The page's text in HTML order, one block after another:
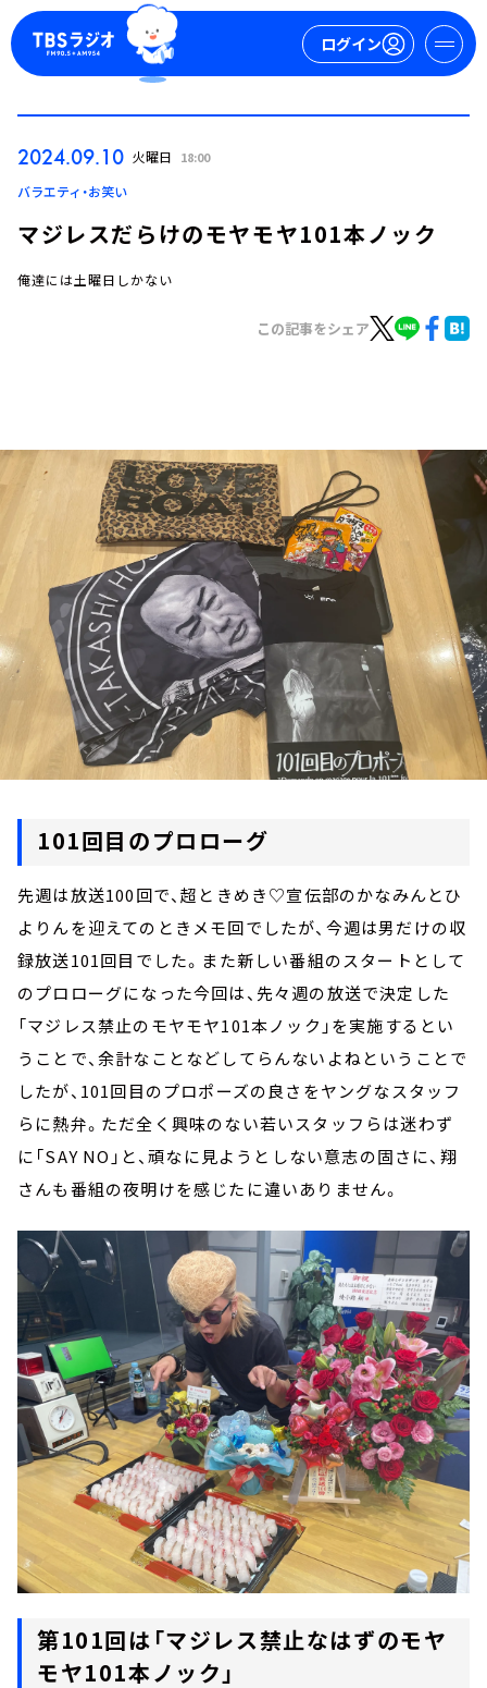
ログイン
ログイン
トピックス
TBS Podcast
お知らせ
イベント・グッズ
YouTube
会社情報
2024.09.10 火曜日 18:00
バラエティ・お笑い
マジレスだらけのモヤモヤ101本ノック
俺達には土曜日しかない
この記事をシェア
101回目のプロローグ
先週は放送100回で、超ときめき♡宣伝部のかなみんとひ
よりんを迎えてのときメモ回でしたが、今週は男だけの収
録放送101回目でした。また新しい番組のスタートとして
のプロローグになった今回は、先々週の放送で決定した
「マジレス禁止のモヤモヤ101本ノック」を実施するとい
うことで、余計なことなどしてらんないよねということで
したが、101回目のプロポーズの良さをヤングなスタッフ
らに熱弁。ただ全く興味のない若いスタッフらは迷わず
に「SAY NO」と、頑なに見ようとしない意志の固さに、翔
さんも番組の夜明けを感じたに違いありません。
第101回は「マジレス禁止なはずのモヤ
モヤ101本ノック」